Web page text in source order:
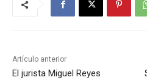
Artículo anterior
El jurista Miguel Reyes